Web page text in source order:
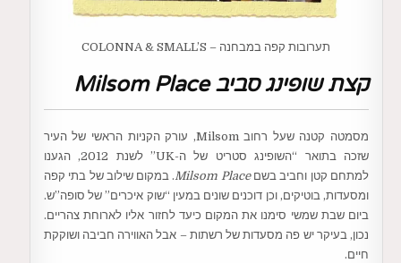
תערובות קפה במבחנה – COLONNA & SMALL’S
קצת שופינג סביב Milsom Place
מסמטה קטנה שעל רחוב Milsom, עורק הקניות הראשי של העיר
שזכה בתואר “השופינג סטריט של ה-UK” לשנת 2012, הגענו
למתחם קטן וחביב בשםMilsom Place. במקום שילוב של בתי קפה
ומסעדות, בוטיקים, וכן דוכנים שונים במעין “שוק איכרים” של סופה”ש.
ביום שבת שמשי סימנו את המקום כיעד לחזור אליו לארוחת צהריים.
נכון, בעיקר יש פה מסעדות של רשתות – אבל האווירה חביבה ושוקקת
חיים.